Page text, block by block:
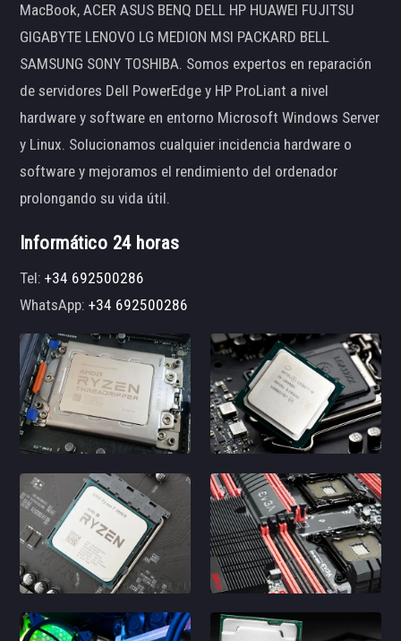
MacBook, ACER ASUS BENQ DELL HP HUAWEI FUJITSU
GIGABYTE LENOVO LG MEDION MSI PACKARD BELL
SAMSUNG SONY TOSHIBA. Somos expertos en reparación
de servidores Dell PowerEdge y HP ProLiant a nivel
hardware y software en entorno Microsoft Windows Server
y Linux. Solucionamos cualquier incidencia hardware o
software y mejoramos el rendimiento del ordenador
prolongando su vida útil.
Informático 24 horas
Tel:+34 692500286
WhatsApp:+34 692500286